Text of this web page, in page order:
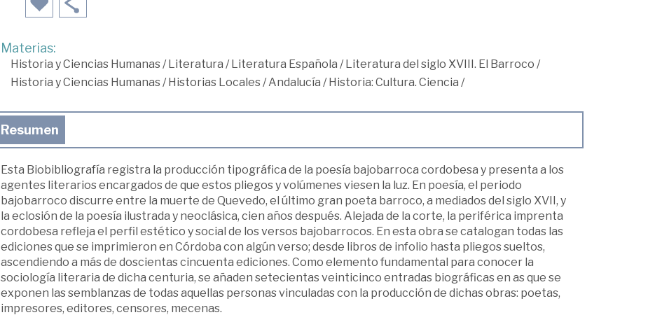
Materias:
Historia y Ciencias Humanas/Literatura /Literatura Española /Literatura del siglo XVIII. El Barroco /
Historia y Ciencias Humanas/Historias Locales/Andalucía /Historia: Cultura. Ciencia /
Resumen
Esta Biobibliografía registra la producción tipográfica de la poesía bajobarroca cordobesa y presenta a los
agentes literarios encargados de que estos pliegos y volúmenes viesen la luz. En poesía, el periodo
bajobarroco discurre entre la muerte de Quevedo, el último gran poeta barroco, a mediados del siglo XVII, y
la eclosión de la poesía ilustrada y neoclásica, cien años después. Alejada de la corte, la periférica imprenta
cordobesa refleja el perfil estético y social de los versos bajobarrocos. En esta obra se catalogan todas las
ediciones que se imprimieron en Córdoba con algún verso; desde libros de infolio hasta pliegos sueltos,
ascendiendo a más de doscientas cincuenta ediciones. Como elemento fundamental para conocer la
sociología literaria de dicha centuria, se añaden setecientas veinticinco entradas biográficas en as que se
exponen las semblanzas de todas aquellas personas vinculadas con la producción de dichas obras: poetas,
impresores, editores, censores, mecenas.